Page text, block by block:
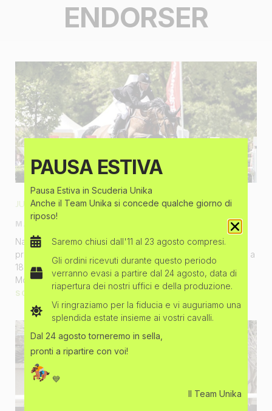
ENDORSER
JUR VRIELING
MARZO 11, 2021
Nato nel 1969, Jur inizia a montare a 13 anni. Capì ben
presto che voleva fare dei cavalli la sua professione, così a
18 anni parte per l’Austria per allenarsi per i Campionati del
Mondo.
SCOPRI DI PIÙ »
PAUSA ESTIVA
Pausa Estiva in Scuderia Unika
Anche il Team Unika si concede qualche giorno di
riposo!
Saremo chiusi dall'11 al 23 agosto compresi.
Gli ordini ricevuti durante questo periodo
verranno evasi a partire dal 24 agosto, data di
riapertura dei nostri uffici e della produzione.
Vi ringraziamo per la fiducia e vi auguriamo una
splendida estate insieme ai vostri cavalli.
Dal 24 agosto torneremo in sella,
pronti a ripartire con voi!
💙
Il Team Unika